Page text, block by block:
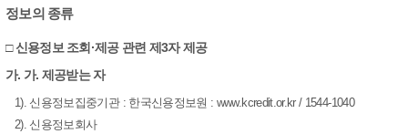
정보의 종류
□ 신용정보 조회·제공 관련 제3자 제공
가. 가. 제공받는 자
1). 신용정보집중기관 : 한국신용정보원 : www.kcredit.or.kr / 1544-1040
2). 신용정보회사